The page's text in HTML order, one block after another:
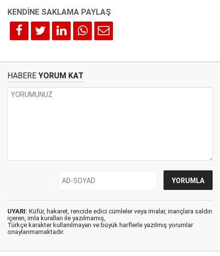
HABERE YORUM KAT
UYARI: Küfür, hakaret, rencide edici cümleler veya imalar, inançlara saldırı
içeren, imla kuralları ile yazılmamış,
Türkçe karakter kullanılmayan ve büyük harflerle yazılmış yorumlar
onaylanmamaktadır.